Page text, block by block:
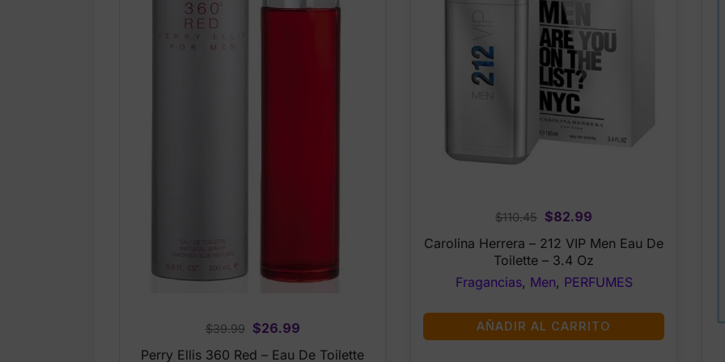
$39.99
Original
price
$26.99Current
price
Perry Ellis 360 Red – Eau De Toilette
$110.45 Original
price
was:
$110.45.
$82.99
price
is:
$82.99.
Carolina Herrera – 212 VIP Men Eau De
Toilette – 3.4 Oz
Fragancias, Men, PERFUMES
AÑADIR AL CARRITO